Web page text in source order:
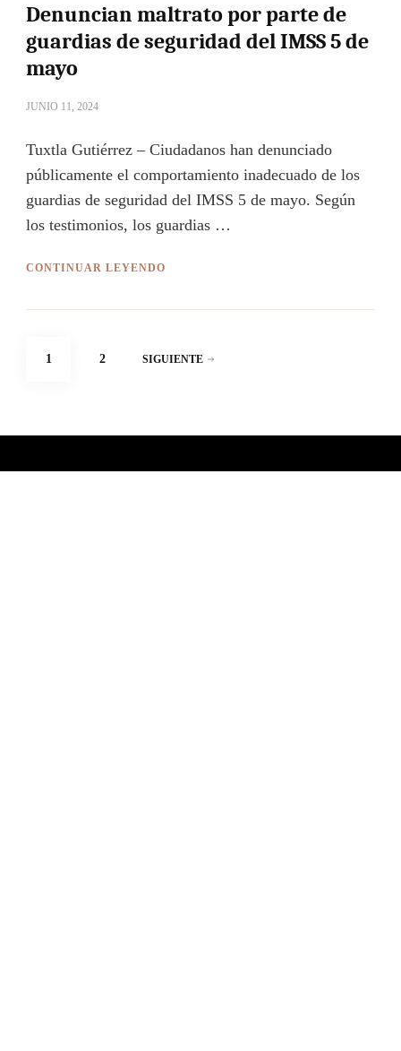
Denuncian maltrato por parte de
guardias de seguridad del IMSS 5 de
mayo
JUNIO 11, 2024
Tuxtla Gutiérrez – Ciudadanos han denunciado
públicamente el comportamiento inadecuado de los
guardias de seguridad del IMSS 5 de mayo. Según
los testimonios, los guardias …
CONTINUAR LEYENDO
Paginación
PÁGINA
1 PÁGINA
2 SIGUIENTE